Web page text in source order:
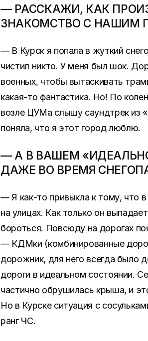
— РАССКАЖИ, КАК
ЗНАКОМСТВО С НАШИМ
— В Курск я попала в жуткий
чистил никто. У меня был шок.
военных, чтобы вытаскивать
какая-то фантастика. Но! По
возле ЦУМа слышу саундтрек из
поняла, что я этот город люблю.
— А В ВАШЕМ
ДАЖЕ ВО ВРЕМЯ
— Я как-то привыкла к тому, что
на улицах. Как только он
бороться. Повсюду на дорогах
— КДМки (комбинированные
дорожник, для него всегда было
дороги в идеальном состоянии.
частично обрушилась крыша, и
Но в Курске ситуация с
ранг ЧС.